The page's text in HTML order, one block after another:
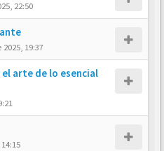
22:50
2025, 19:37
el arte de lo esencial